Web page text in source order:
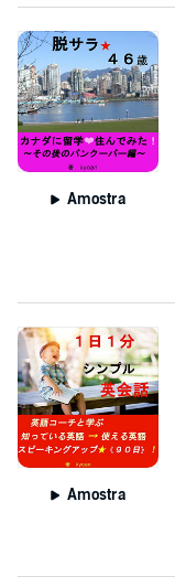
Amostra
Amostra